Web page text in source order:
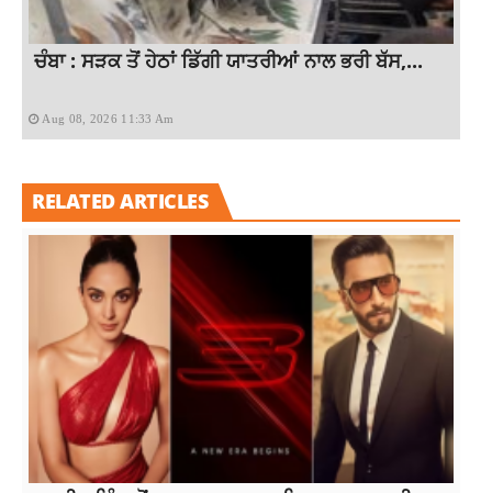
ਚੰਬਾ : ਸੜਕ ਤੋਂ ਹੇਠਾਂ ਡਿੱਗੀ ਯਾਤਰੀਆਂ ਨਾਲ ਭਰੀ ਬੱਸ,...
Aug 08, 2026 11:33 Am
RELATED ARTICLES